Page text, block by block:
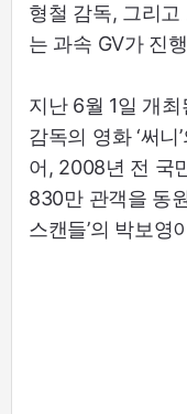
형철 감독, 그리
는 과속 GV가 진
지난 6월 1일 개
감독의 영화 ‘써
어, 2008년 전 국
830만 관객을 동
스캔들’의 박보영